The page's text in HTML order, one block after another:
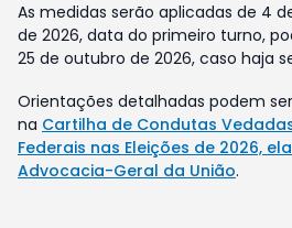
As medidas serão aplicadas de 4
de 2026, data do primeiro turno,
25 de outubro de 2026, caso haja
Orientações detalhadas podem
na Cartilha de Condutas
Federais nas Eleições de 2026,
Advocacia-Geral da União.